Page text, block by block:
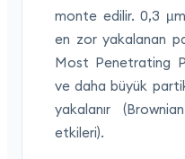
monte edilir. 0,3
en zor yakalanan
Most Penetrating
ve daha büyük
yakalanır
etkileri).